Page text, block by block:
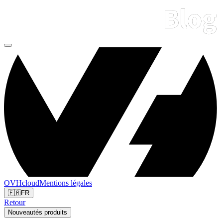
OVHcloudMentions légales
🇫🇷FR
Retour
Nouveautés produits